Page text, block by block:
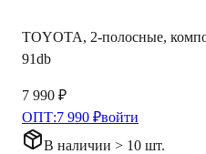
TOYOTA, 2-полосные,
91db
7 990 ₽
ОПТ:7 990 ₽войти
В наличии > 10 шт.